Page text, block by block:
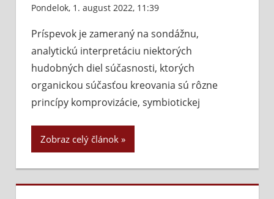
Pondelok, 1. august 2022, 11:39
tvorby
Príspevok je zameraný na sondážnu,
analytickú interpretáciu niektorých
hudobných diel súčasnosti, ktorých
organickou súčasťou kreovania sú rôzne
princípy komprovizácie, symbiotickej
Zobraz celý článok